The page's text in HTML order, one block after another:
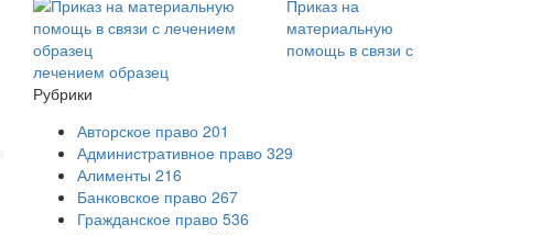
Приказ на
материальную
помощь в связи с
лечением образец
Рубрики
Авторское право 201
Административное право 329
Алименты 216
Банковское право 267
Гражданское право 536